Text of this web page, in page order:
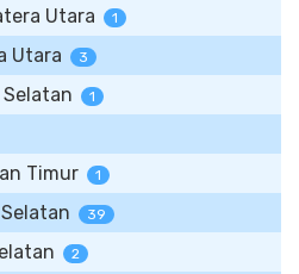
Utara 1
Utara 3
1
Timur 1
39
2